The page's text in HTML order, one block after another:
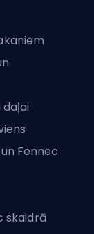
Fennec
skaidrā